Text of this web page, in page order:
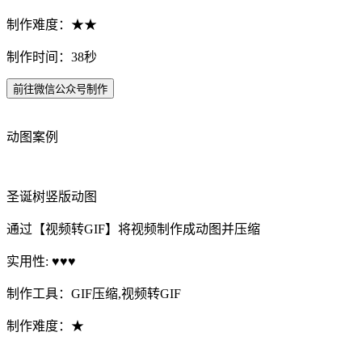
制作难度：★★
制作时间：38秒
前往微信公众号制作
动图案例
圣诞树竖版动图
通过【视频转GIF】将视频制作成动图并压缩
实用性: ♥♥♥
制作工具：GIF压缩,视频转GIF
制作难度：★